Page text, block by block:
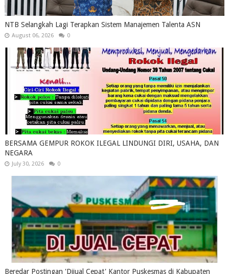
NTB Selangkah Lagi Terapkan Sistem Manajemen Talenta ASN
August 06, 2026 0
BERSAMA GEMPUR ROKOK ILEGAL LINDUNGI DIRI, USAHA, DAN
NEGARA
July 30, 2026 0
Beredar Postingan 'Dijual Cepat' Kantor Puskesmas di Kabupaten